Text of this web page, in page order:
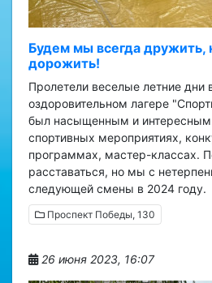
Будем мы всегда
дорожить!
Пролетели веселые летние дни
оздоровительном лагере
был насыщенным и
спортивных мероприятиях,
программах, мастер-классах.
расставаться, но мы с
следующей смены в 2024 году.
Проспект Победы, 130
26 июня 2023, 16:07